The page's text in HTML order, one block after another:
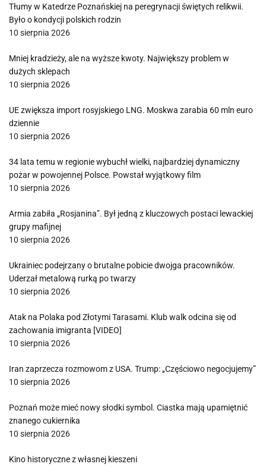
Tłumy w Katedrze Poznańskiej na peregrynacji świętych relikwii.
Było o kondycji polskich rodzin
10 sierpnia 2026
Mniej kradzieży, ale na wyższe kwoty. Największy problem w
dużych sklepach
10 sierpnia 2026
UE zwiększa import rosyjskiego LNG. Moskwa zarabia 60 mln euro
dziennie
10 sierpnia 2026
34 lata temu w regionie wybuchł wielki, najbardziej dynamiczny
pożar w powojennej Polsce. Powstał wyjątkowy film
10 sierpnia 2026
Armia zabiła „Rosjanina”. Był jedną z kluczowych postaci lewackiej
grupy mafijnej
10 sierpnia 2026
Ukrainiec podejrzany o brutalne pobicie dwojga pracowników.
Uderzał metalową rurką po twarzy
10 sierpnia 2026
Atak na Polaka pod Złotymi Tarasami. Klub walk odcina się od
zachowania imigranta [VIDEO]
10 sierpnia 2026
Iran zaprzecza rozmowom z USA. Trump: „Częściowo negocjujemy”
10 sierpnia 2026
Poznań może mieć nowy słodki symbol. Ciastka mają upamiętnić
znanego cukiernika
10 sierpnia 2026
Kino historyczne z własnej kieszeni